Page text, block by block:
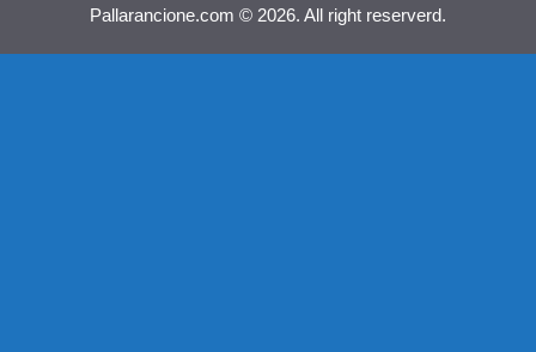
Pallarancione.com © 2026. All right reserverd.